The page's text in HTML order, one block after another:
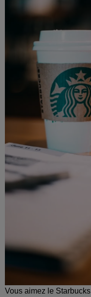
Vous aimez le